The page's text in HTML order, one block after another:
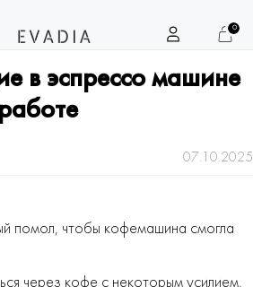
0
в эспрессо машине
07.10.2025
помол, чтобы кофемашина смогла
через кофе с некоторым усилием,